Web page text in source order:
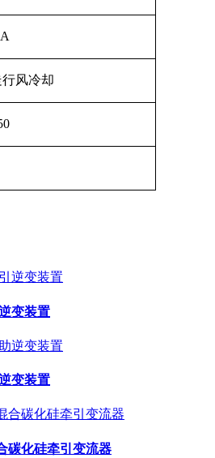
风冷却
变装置
变装置
碳化硅牵引变流器